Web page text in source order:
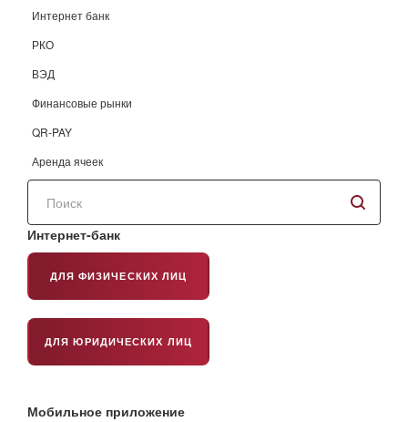
Интернет банк
РКО
ВЭД
Финансовые рынки
QR-PAY
Аренда ячеек
Поиск
сайту
Интернет-банк
ДЛЯ ФИЗИЧЕСКИХ ЛИЦ
ДЛЯ ЮРИДИЧЕСКИХ ЛИЦ
Мобильное приложение